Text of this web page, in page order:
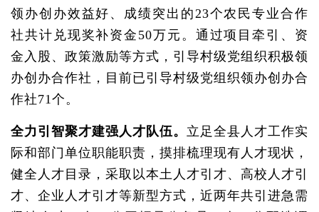
领办创办效益好、成绩突出的23个农民专业合作
社共计兑现奖补资金50万元。通过项目牵引、资
金入股、政策激励等方式，引导村级党组织积极领
办创办合作社，目前已引导村级党组织领办创办合
作社71个。
全力引智聚才建强人才队伍。 立足全县人才工作实
际和部门单位职能职责，摸排梳理现有人才现状，
健全人才目录，采取以本土人才引才、高校人才引
才、企业人才引才等新型方式，近两年共引进急需